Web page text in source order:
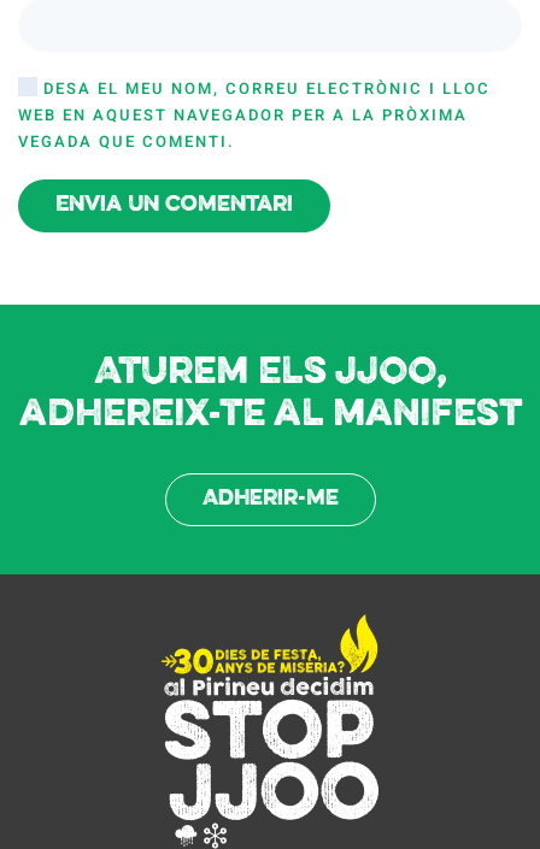
DESA EL MEU NOM, CORREU ELECTRÒNIC I LLOC
WEB EN AQUEST NAVEGADOR PER A LA PRÒXIMA
VEGADA QUE COMENTI.
Envia un comentari
Aturem els JJOO,
adhereix-te al manifest
Adherir-me